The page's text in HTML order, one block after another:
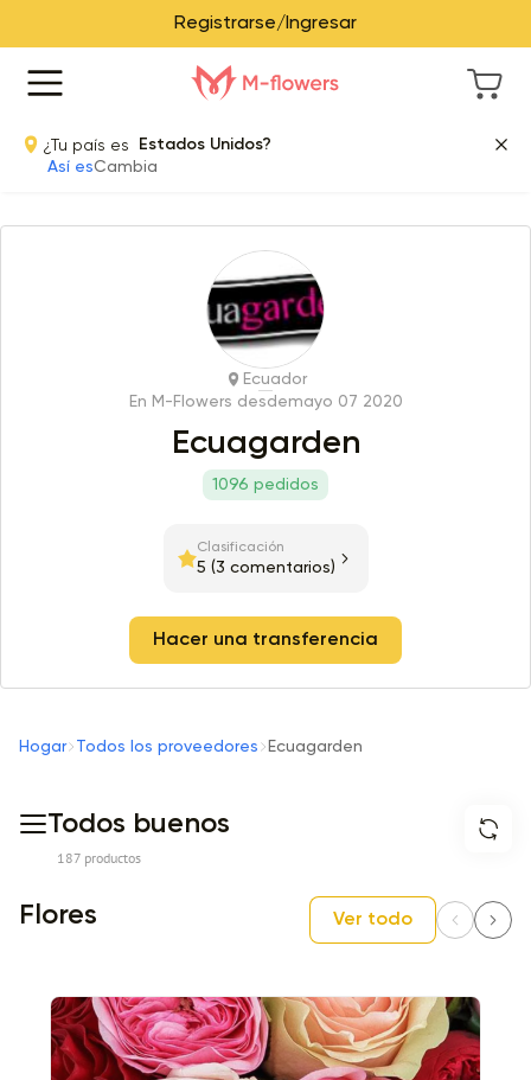
Registrarse/Ingresar
¿Tu país es
Estados Unidos?
Así esCambia
Ecuador
En M-Flowers desdemayo 07 2020
Ecuagarden
1096 pedidos
Clasificación
5 (3 comentarios)
Hacer una transferencia
Hogar Todos los proveedores Ecuagarden
Todos buenos
187 productos
Flores Ver todo